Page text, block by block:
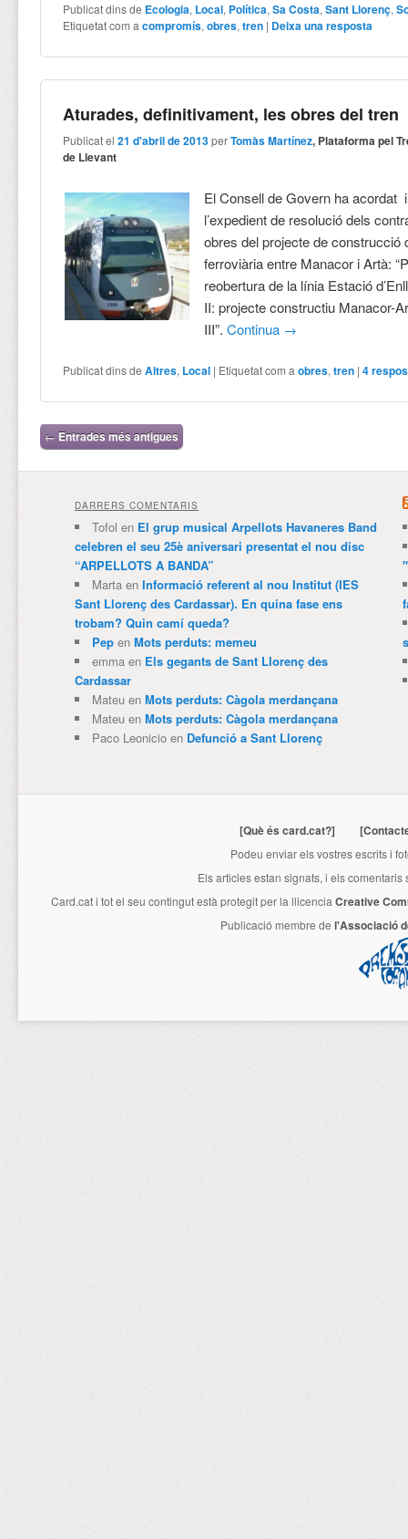
Publicat dins de Ecologia, Local, Política,Sa Costa,Sant Llorenç,
Etiquetat com a compromís,obres,tren | Deixa una resposta
Aturades, definitivament, les obres del tren
Publicat el21 d'abril de 2013 perTomàs Martínez, Plataforma pel
de Llevant
El Consell de Govern ha acordat
l’expedient de resolució dels
obres del projecte de construcció
ferroviària entre Manacor i Artà:
reobertura de la línia Estació
II: projecte constructiu Manacor-
III”.Continua →
Publicat dins de Altres, Local | Etiquetat com a obres,tren |4
Navegació per les entrades
← Entrades més antigues
DARRERS COMENTARIS
Tofol en El grup musical Arpellots Havaneres Band
celebren el seu 25è aniversari presentat el nou disc
“ARPELLOTS A BANDA”
Martaen Informació referent al nou Institut (IES
Sant Llorenç des Cardassar). En quina fase ens
trobam? Quin camí queda?
Pepen Mots perduts: memeu
emmaen Els gegants de Sant Llorenç des
Cardassar
Mateuen Mots perduts: Càgola merdançana
Mateuen Mots perduts: Càgola merdançana
Paco Leonicioen Defunció a Sant Llorenç
[Què és card.cat?]
Podeu enviar els vostres escrits i
Els articles estan signats, i els
Card.cati tot el seu contingut està protegit per la llicencia Creative
Publicació membre de l'Associació